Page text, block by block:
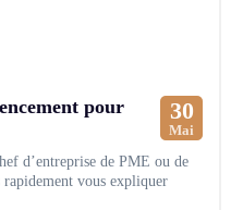
pour
30
Mai
d’entreprise de PME ou de
vous expliquer